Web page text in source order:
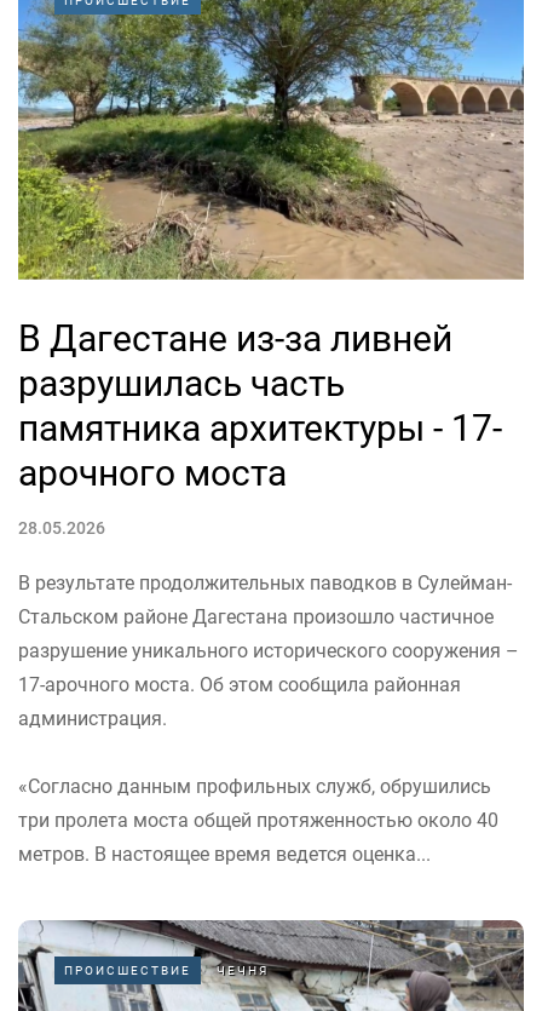
В Дагестане из-за ливней
разрушилась часть
памятника архитектуры - 17-
арочного моста
28.05.2026
В результате продолжительных паводков в Сулейман-
Стальском районе Дагестана произошло частичное
разрушение уникального исторического сооружения –
17-арочного моста. Об этом сообщила районная
администрация.
«Согласно данным профильных служб, обрушились
три пролета моста общей протяженностью около 40
метров. В настоящее время ведется оценка...
ПРОИСШЕСТВИЕ ЧЕЧНЯ